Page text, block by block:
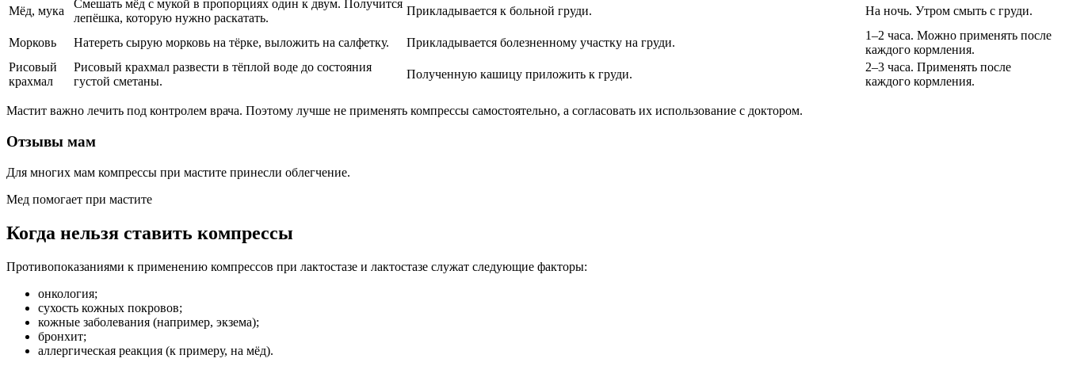
Мёд, мука
Смешать мёд с мукой в пропорциях один к двум. Получится
лепёшка, которую нужно раскатать.
Прикладывается к больной груди. На ночь. Утром смыть с груди.
Морковь Натереть сырую морковь на тёрке, выложить на салфетку. Прикладывается болезненному участку на груди.
1–2 часа. Можно применять после
каждого кормления.
Рисовый
крахмал
Рисовый крахмал развести в тёплой воде до состояния
густой сметаны.
Полученную кашицу приложить к груди.
2–3 часа. Применять после
каждого кормления.
Мастит важно лечить под контролем врача. Поэтому лучше не применять компрессы самостоятельно, а согласовать их использование с доктором.
Отзывы мам
Для многих мам компрессы при мастите принесли облегчение.
Мед помогает при мастите
Когда нельзя ставить компрессы
Противопоказаниями к применению компрессов при лактостазе и лактостазе служат следующие факторы:
онкология;
сухость кожных покровов;
кожные заболевания (например, экзема);
бронхит;
аллергическая реакция (к примеру, на мёд).